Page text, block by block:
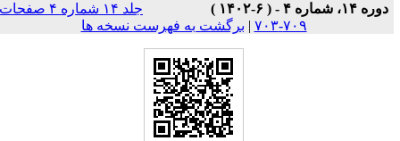
دوره ۱۴، شماره ۴ - ( ۶-۱۴۰۲ )
جلد ۱۴ شماره ۴ صفحات
۷۰۹-۷۰۳
|برگشت به فهرست نسخه ها